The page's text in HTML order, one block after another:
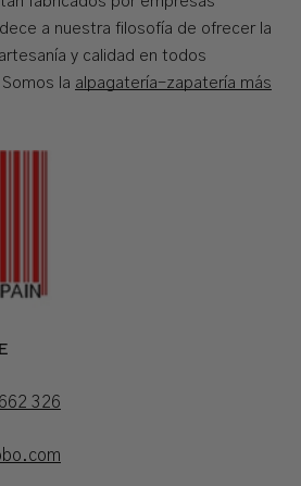
a nuestra filosofía de ofrecer la
y calidad en todos
la alpagatería-zapatería más
326